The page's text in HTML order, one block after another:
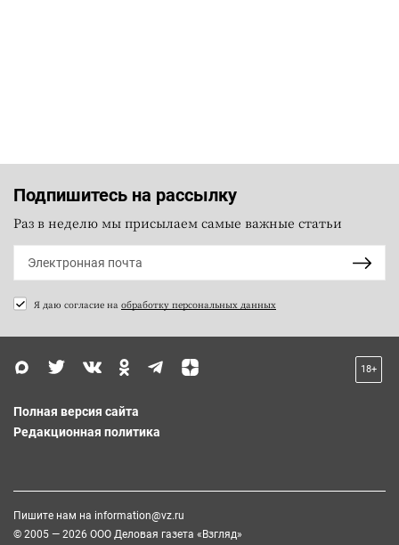
Подпишитесь на рассылку
Раз в неделю мы присылаем самые важные статьи
Я даю согласие на обработку персональных данных
18+
Полная версия сайта
Редакционная политика
Пишите нам на information@vz.ru
© 2005 — 2026 ООО Деловая газета «Взгляд»